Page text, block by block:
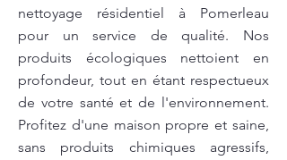
nettoyage résidentiel à Pomerleau
pour un service de qualité. Nos
produits écologiques nettoient en
profondeur, tout en étant respectueux
de votre santé et de l'environnement.
Profitez d'une maison propre et saine,
sans produits chimiques agressifs,